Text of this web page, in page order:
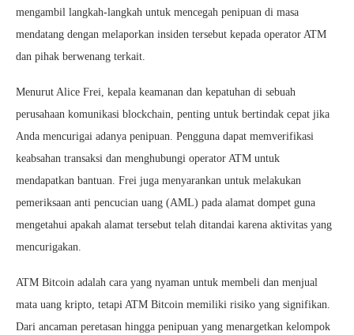
mengambil langkah-langkah untuk mencegah penipuan di masa
mendatang dengan melaporkan insiden tersebut kepada operator ATM
dan pihak berwenang terkait.
Menurut Alice Frei, kepala keamanan dan kepatuhan di sebuah
perusahaan komunikasi blockchain, penting untuk bertindak cepat jika
Anda mencurigai adanya penipuan. Pengguna dapat memverifikasi
keabsahan transaksi dan menghubungi operator ATM untuk
mendapatkan bantuan. Frei juga menyarankan untuk melakukan
pemeriksaan anti pencucian uang (AML) pada alamat dompet guna
mengetahui apakah alamat tersebut telah ditandai karena aktivitas yang
mencurigakan.
ATM Bitcoin adalah cara yang nyaman untuk membeli dan menjual
mata uang kripto, tetapi ATM Bitcoin memiliki risiko yang signifikan.
Dari ancaman peretasan hingga penipuan yang menargetkan kelompok